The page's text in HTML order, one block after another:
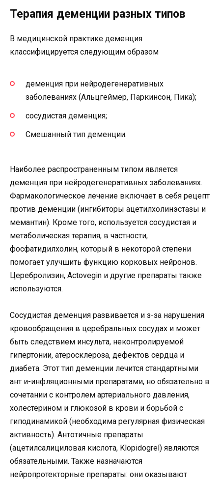
Терапия деменции разных типов
В медицинской практике деменция
классифицируется следующим образом
деменция при нейродегенеративных
заболеваниях (Альцгеймер, Паркинсон, Пика);
сосудистая деменция;
Смешанный тип деменции.
Наиболее распространенным типом является
деменция при нейродегенеративных заболеваниях.
Фармакологическое лечение включает в себя рецепт
против деменции (ингибиторы ацетилхолинэстазы и
мемантин). Кроме того, используется сосудистая и
метаболическая терапия, в частности,
фосфатидилхолин, который в некоторой степени
помогает улучшить функцию корковых нейронов.
Церебролизин, Actovegin и другие препараты также
используются.
Сосудистая деменция развивается и з-за нарушения
кровообращения в церебральных сосудах и может
быть следствием инсульта, неконтролируемой
гипертонии, атеросклероза, дефектов сердца и
диабета. Этот тип деменции лечится стандартными
ант и-инфляционными препаратами, но обязательно в
сочетании с контролем артериального давления,
холестерином и глюкозой в крови и борьбой с
гиподинамикой (необходима регулярная физическая
активность). Антотичные препараты
(ацетилсалициловая кислота, Klopidogrel) являются
обязательными. Также назначаются
нейропротекторные препараты: они оказывают